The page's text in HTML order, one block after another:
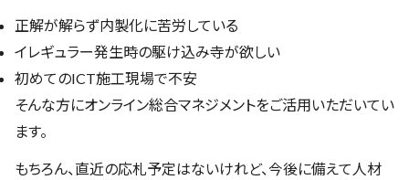
正解が解らず内製化に苦労している
イレギュラー発生時の駆け込み寺が欲しい
初めてのICT施工現場で不安
そんな方にオンライン総合マネジメントをご活用いただいてい
ます。
もちろん、直近の応札予定はないけれど、今後に備えて人材